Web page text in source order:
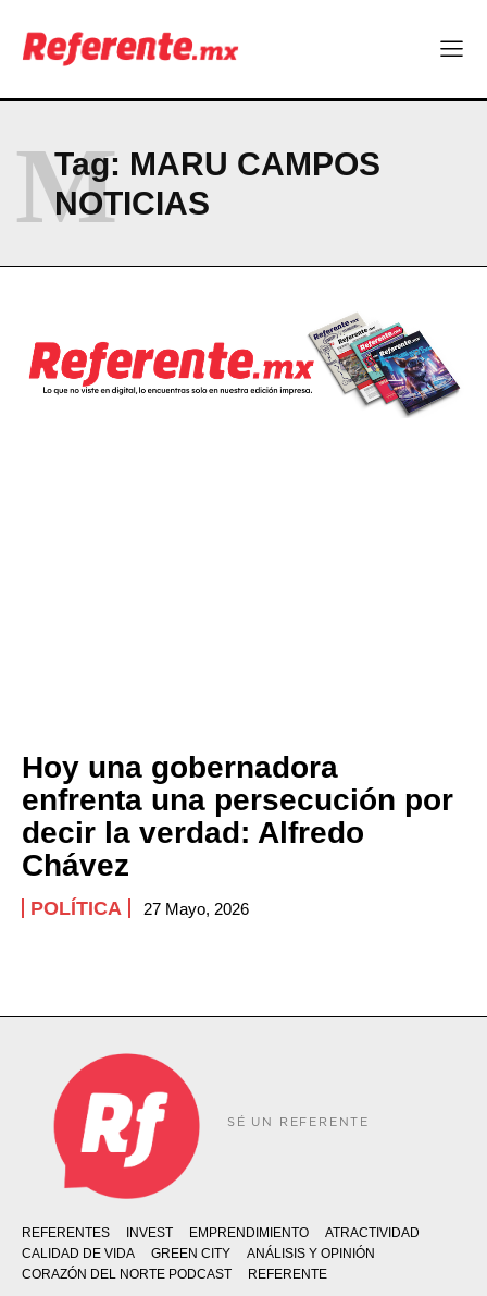
CONTACT
PRIVACY POLICY
Tag: MARU CAMPOS
NOTICIAS
M
Hoy una gobernadora
enfrenta una persecución por
decir la verdad: Alfredo
Chávez
POLÍTICA 27 Mayo, 2026
SÉ UN REFERENTE
REFERENTES INVEST EMPRENDIMIENTO
ATRACTIVIDAD
CALIDAD DE VIDA
GREEN CITY
ANÁLISIS Y OPINIÓN
CORAZÓN DEL NORTE PODCAST
REFERENTE